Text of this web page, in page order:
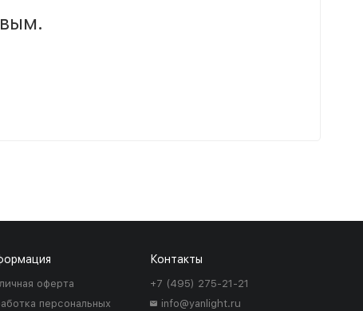
оферта
персональных
Контакты
+7 (495) 275-21-21
info@yanlight.ru